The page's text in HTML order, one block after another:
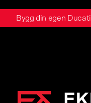
Bygg din egen Ducati